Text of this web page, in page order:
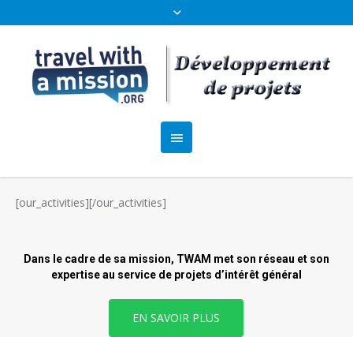
[our_activities][/our_activities]
Dans le cadre de sa mission, TWAM met son réseau et son
expertise au service de projets d’intérêt général
EN SAVOIR PLUS